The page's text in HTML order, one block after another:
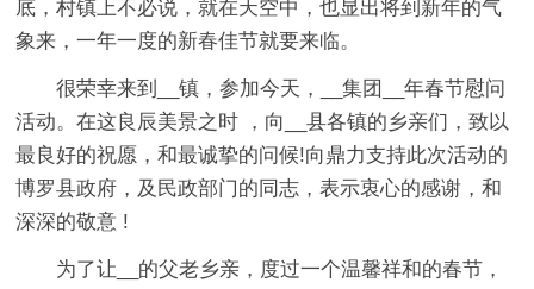
底，村镇上不必说，就在天空中，也显出将到新年的气
象来，一年一度的新春佳节就要来临。
很荣幸来到__镇，参加今天，__集团__年春节慰问
活动。在这良辰美景之时 ，向__县各镇的乡亲们，致以
最良好的祝愿，和最诚挚的问候!向鼎力支持此次活动的
博罗县政府，及民政部门的同志，表示衷心的感谢，和
深深的敬意 !
为了让__的父老乡亲，度过一个温馨祥和的春节，